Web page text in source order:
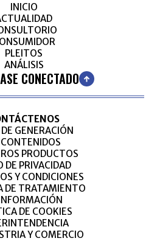
INICIO
PLEITOS
ANÁLISIS
CONECTADO
GENERACIÓN
CONTENIDOS
PRODUCTOS
DE PRIVACIDAD
Y CONDICIONES
DE TRATAMIENTO
DE COOKIES
Y COMERCIO